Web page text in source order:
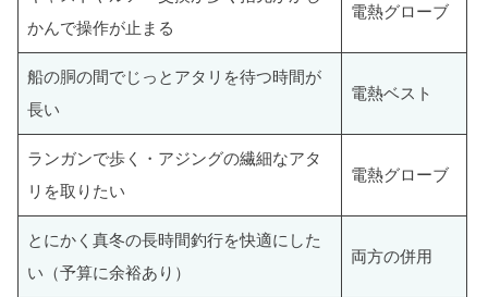
かんで操作が止まる
電熱グローブ
船の胴の間でじっとアタリを待つ時間が
長い
電熱ベスト
ランガンで歩く・アジングの繊細なアタ
リを取りたい
電熱グローブ
とにかく真冬の長時間釣行を快適にした
い（予算に余裕あり）
両方の併用